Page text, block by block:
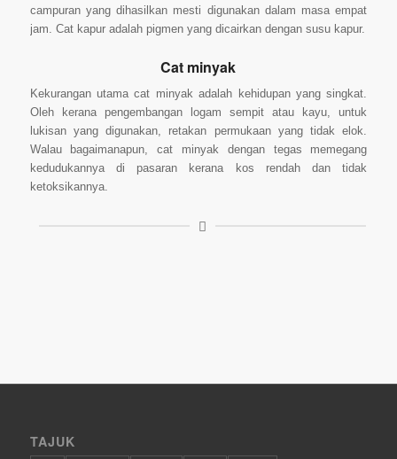
campuran yang dihasilkan mesti digunakan dalam masa empat
jam. Cat kapur adalah pigmen yang dicairkan dengan susu kapur.
Cat minyak
Kekurangan utama cat minyak adalah kehidupan yang singkat.
Oleh kerana pengembangan logam sempit atau kayu, untuk
lukisan yang digunakan, retakan permukaan yang tidak elok.
Walau bagaimanapun, cat minyak dengan tegas memegang
kedudukannya di pasaran kerana kos rendah dan tidak
ketoksikannya.
TAJUK